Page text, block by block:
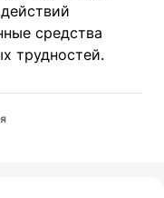
средства
трудностей.